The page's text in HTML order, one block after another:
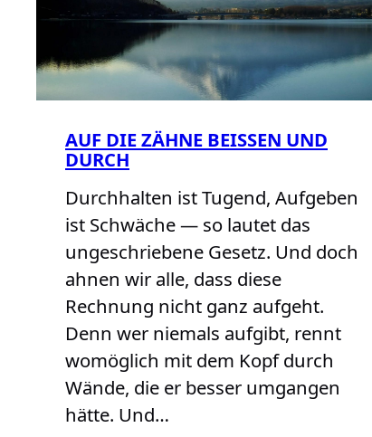
AUF DIE ZÄHNE BEISSEN UND D
URCH
Durchhalten ist Tugend, Aufgeben
ist Schwäche — so lautet das
ungeschriebene Gesetz. Und doch
ahnen wir alle, dass diese
Rechnung nicht ganz aufgeht.
Denn wer niemals aufgibt, rennt
womöglich mit dem Kopf durch
Wände, die er besser umgangen
hätte. Und…